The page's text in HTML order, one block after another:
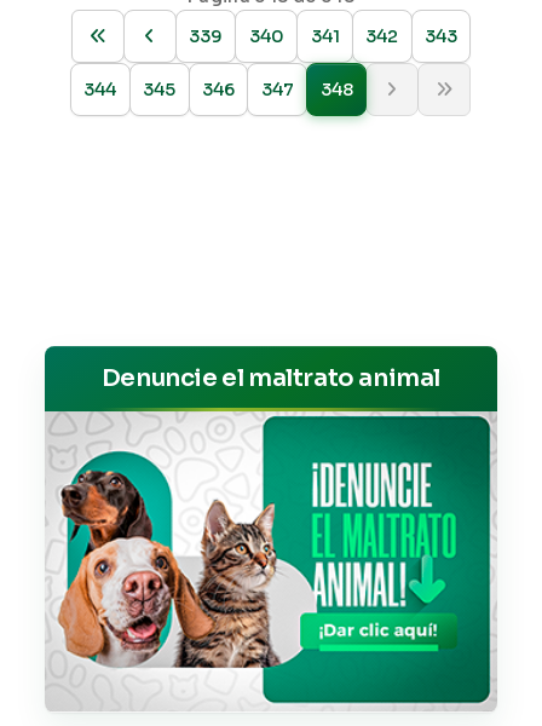
339
340 341 342 343
344 345 346 347 348
Denuncie el maltrato animal